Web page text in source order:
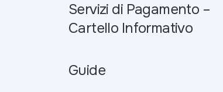
Servizi di Pagamento –
Cartello Informativo
Guide